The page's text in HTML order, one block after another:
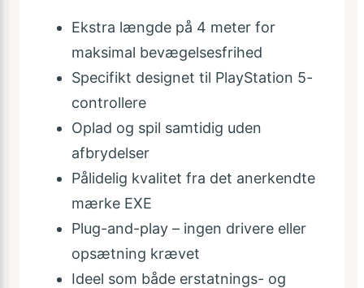
Ekstra længde på 4 meter for
maksimal bevægelsesfrihed
Specifikt designet til PlayStation 5-
controllere
Oplad og spil samtidig uden
afbrydelser
Pålidelig kvalitet fra det anerkendte
mærke EXE
Plug-and-play – ingen drivere eller
opsætning krævet
Ideel som både erstatnings- og